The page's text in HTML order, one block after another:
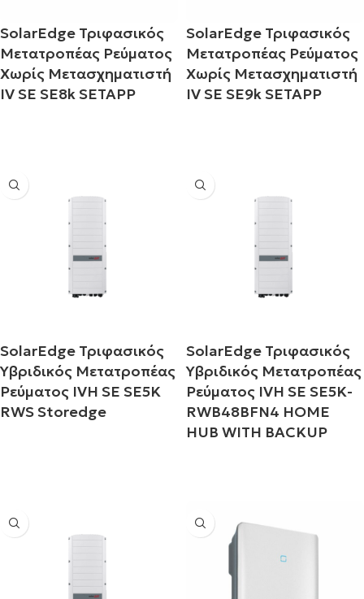
SolarEdge Τριφασικός
Μετατροπέας Ρεύματος
Χωρίς Μετασχηματιστή
IV SE SE8k SETAPP
SolarEdge Τριφασικός
Μετατροπέας Ρεύματος
Χωρίς Μετασχηματιστή
IV SE SE9k SETAPP
SolarEdge Τριφασικός
Υβριδικός Μετατροπέας
Ρεύματος IVH SE SE5K
RWS Storedge
SolarEdge Τριφασικός
Υβριδικός Μετατροπέας
Ρεύματος IVH SE SE5K-
RWB48BFN4 HOME
HUB WITH BACKUP